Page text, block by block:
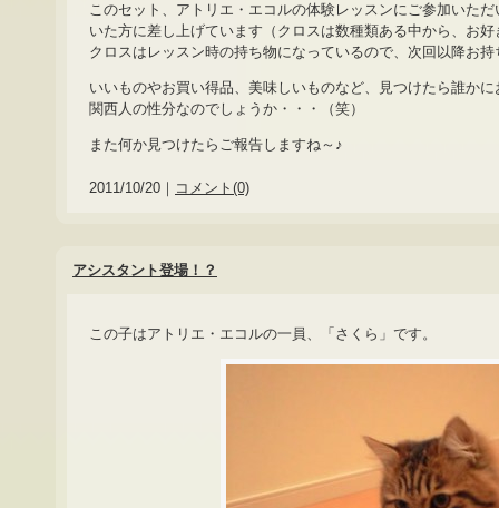
このセット、アトリエ・エコルの体験レッスンにご参加いた
いた方に差し上げています（クロスは数種類ある中から、お
クロスはレッスン時の持ち物になっているので、次回以降お
いいものやお買い得品、美味しいものなど、見つけたら誰か
関西人の性分なのでしょうか・・・（笑）
また何か見つけたらご報告しますね～♪
2011/10/20｜ コメント(0)
アシスタント登場！？
この子はアトリエ・エコルの一員、「さくら」です。